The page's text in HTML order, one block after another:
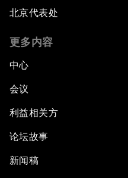
北京代表处
更多内容
中心
会议
利益相关方
论坛故事
新闻稿